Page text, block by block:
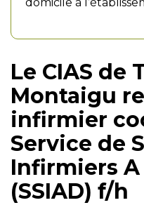
Le CIAS de
Montaigu
infirmier
Service de
Infirmiers
(SSIAD) f/h